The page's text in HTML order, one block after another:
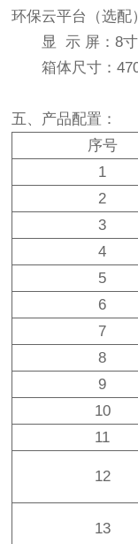
环保云平台（选配
显 示 屏 ：8
箱体尺寸 ：
五、产品配置：
序号
1
2
3
4
5
6
7
8
9
10
11
12
13